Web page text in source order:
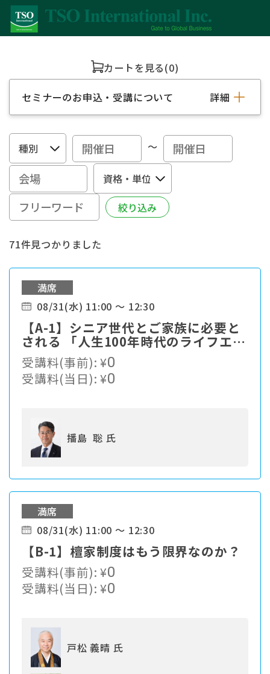
カートを見る(0)
セミナーのお申込・受講について 詳細
～
71件見つかりました
満席
08/31(水) 11:00 ～ 12:30
【A-1】シニア世代とご家族に必要と
される 「人生100年時代のライフエン
ディングカンパニー」への進化とは。
受講料(事前):¥0
受講料(当日):¥0
播島 聡 氏
満席
08/31(水) 11:00 ～ 12:30
【B-1】檀家制度はもう限界なのか？
受講料(事前):¥0
受講料(当日):¥0
戸松 義晴 氏